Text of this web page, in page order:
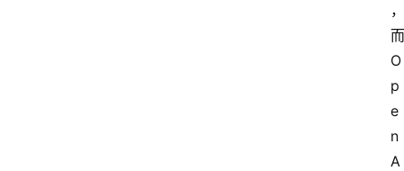
，
而
O
p
e
n
A